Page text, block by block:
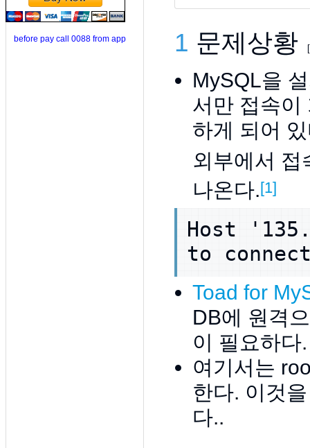
before pay call 0088 from app 1 문제상황 [
MySQL을
서만 접속이
하게 되어
외부에서 접
나온다.[1]
Host
Toad for
DB에 원격
이 필요하다.
여기서는
한다. 이것
다..